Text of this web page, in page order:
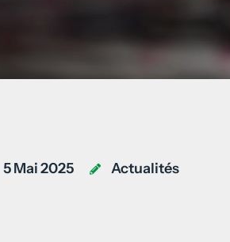
5 Mai 2025 Actualités